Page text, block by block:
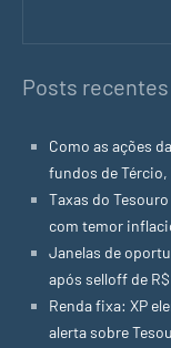
Posts recentes
Como as ações
fundos de Tércio,
Taxas do
com temor
Janelas de
após selloff de
Renda fixa: XP
alerta sobre